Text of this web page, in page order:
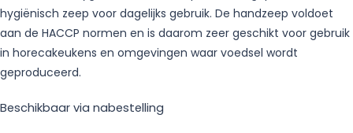
hygiënisch zeep voor dagelijks gebruik. De handzeep voldoet
aan de HACCP normen en is daarom zeer geschikt voor gebruik
in horecakeukens en omgevingen waar voedsel wordt
geproduceerd.
Beschikbaar via nabestelling